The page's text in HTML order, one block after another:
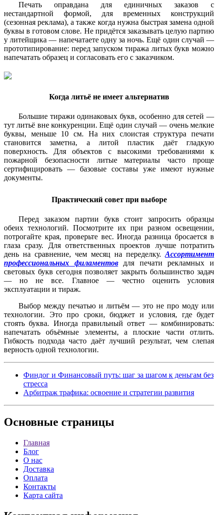
Печать оправдана для единичных заказов с
нестандартной формой, для временных конструкций
(сезонная реклама), а также когда нужна быстрая замена одной
буквы в готовом слове. Не придётся заказывать целую партию
у литейщика — напечатаете одну за ночь. Ещё один случай —
прототипирование: перед запуском тиража литых букв можно
напечатать образец и согласовать его с заказчиком.
Когда литьё не имеет альтернатив
Большие тиражи одинаковых букв, особенно для сетей —
тут литьё вне конкуренции. Ещё один случай — очень мелкие
буквы, меньше 10 см. На них слоистая структура печати
становится заметна, а литой пластик даёт гладкую
поверхность. Для объектов с высокими требованиями к
пожарной безопасности литые материалы часто проще
сертифицировать — базовые составы уже имеют нужные
документы.
Практический совет при выборе
Перед заказом партии букв стоит запросить образцы
обеих технологий. Посмотрите их при разном освещении,
потрогайте края, проверьте вес. Иногда разница бросается в
глаза сразу. Для ответственных проектов лучше потратить
день на сравнение, чем месяц на переделку. Ассортимент
профессиональных филаментовдля печати рекламных и
световых букв сегодня позволяет закрыть большинство задач
— но не все. Главное — честно оценить условия
эксплуатации и тираж.
Выбор между печатью и литьём — это не про моду или
технологии. Это про сроки, бюджет и условия, где будет
стоять буква. Иногда правильный ответ — комбинировать:
напечатать объёмные элементы, а плоские части отлить.
Гибкость подхода часто даёт лучший результат, чем слепая
верность одной технологии.
Финдог и Финансовый путь: шаг за шагом к деньгам без
стресса
Арбитраж трафика: освоение и стратегии развития
Основные страницы
Главная
Блог
О нас
Доставка
Оплата
Контакты
Карта сайта